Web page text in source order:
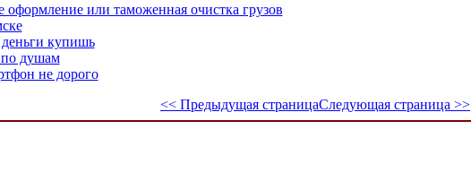
оформление или таможенная очистка грузов
деньги купишь
душам
не дорого
<< Предыдущая страницаСледующая страница >>